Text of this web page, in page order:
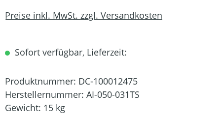
Preise inkl. MwSt. zzgl. Versandkosten
Sofort verfügbar, Lieferzeit:
Produktnummer: DC-100012475
Herstellernummer: AI-050-031TS
Gewicht: 15 kg